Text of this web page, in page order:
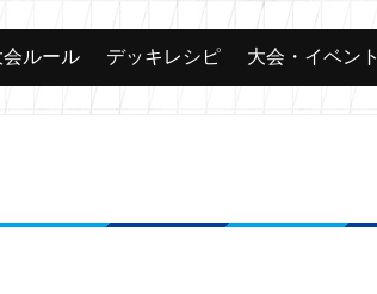
カード 大会
会ルール デッキレシピ 大会・イベント